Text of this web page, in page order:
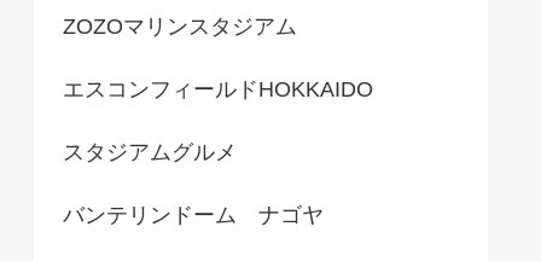
ZOZOマリンスタジアム
エスコンフィールドHOKKAIDO
スタジアムグルメ
バンテリンドーム ナゴヤ